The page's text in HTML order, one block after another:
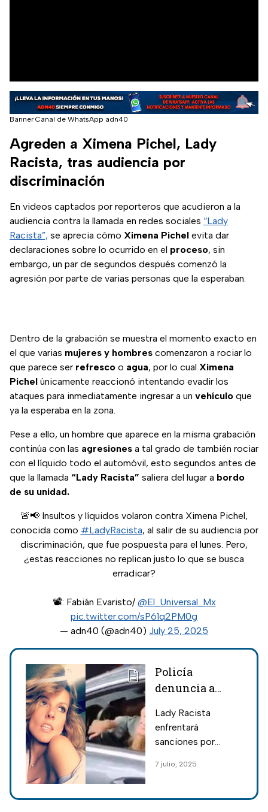
Banner Canal de WhatsApp adn40
Agreden a Ximena Pichel, Lady
Racista, tras audiencia por
discriminación
En videos captados por reporteros que acudieron a la
audiencia contra la llamada en redes sociales “Lady
Racista”, se aprecia cómo Ximena Pichel evita dar
declaraciones sobre lo ocurrido en el proceso, sin
embargo, un par de segundos después comenzó la
agresión por parte de varias personas que la esperaban.
Dentro de la grabación se muestra el momento exacto en
el que varias mujeres y hombres comenzaron a rociar lo
que parece ser refresco o agua, por lo cual Ximena
Pichel únicamente reaccionó intentando evadir los
ataques para inmediatamente ingresar a un vehículo que
ya la esperaba en la zona.
Pese a ello, un hombre que aparece en la misma grabación
continúa con las agresiones a tal grado de también rociar
con el líquido todo el automóvil, esto segundos antes de
que la llamada “Lady Racista” saliera del lugar a bordo
de su unidad.
🚨📢 Insultos y líquidos volaron contra Ximena Pichel,
conocida como #LadyRacista, al salir de su audiencia por
discriminación, que fue pospuesta para el lunes. Pero,
¿estas reacciones no replican justo lo que se busca
erradicar?
📽️: Fabián Evaristo/ @El_Universal_Mx
pic.twitter.com/sP61q2PM0g
— adn40 (@adn40) July 25, 2025
Policía
denuncia a
mujer que lo
discriminó en
Lady Racista
enfrentará
sanciones por
en la Condesa;
CDMX exigen
7 julio, 2025